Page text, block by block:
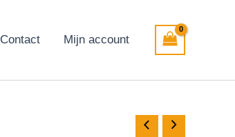
Contact Mijn account